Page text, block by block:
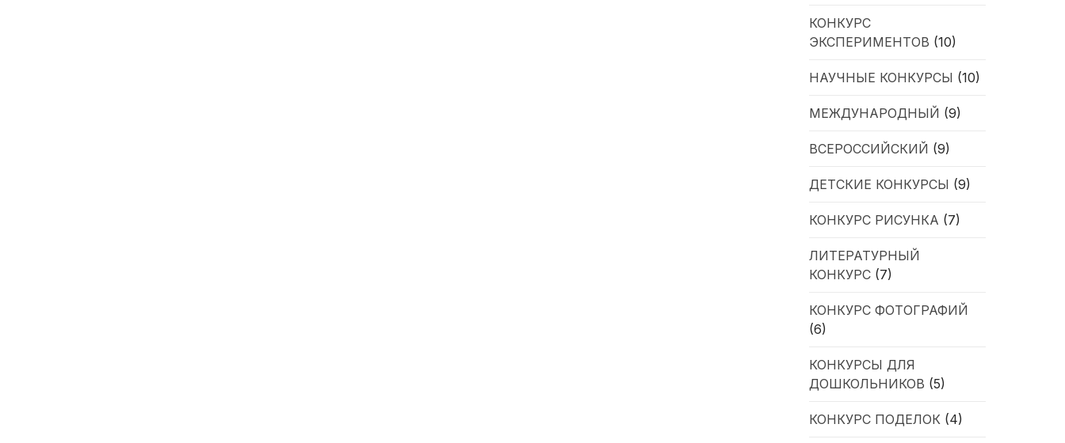
КОНКУРС
ЭКСПЕРИМЕНТОВ (10)
НАУЧНЫЕ КОНКУРСЫ (10)
МЕЖДУНАРОДНЫЙ (9)
ВСЕРОССИЙСКИЙ (9)
ДЕТСКИЕ КОНКУРСЫ (9)
КОНКУРС РИСУНКА (7)
ЛИТЕРАТУРНЫЙ
КОНКУРС (7)
КОНКУРС ФОТОГРАФИЙ
(6)
КОНКУРСЫ ДЛЯ
ДОШКОЛЬНИКОВ (5)
КОНКУРС ПОДЕЛОК (4)